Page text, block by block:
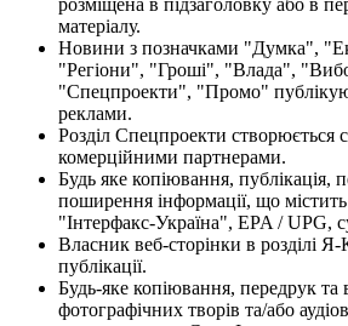
матеріалу.
Новини з позначками "Думка",
"Регіони", "Гроші", "Влада",
"Спецпроекти", "Промо"
реклами.
Розділ Спецпроекти створюється
комерційними партнерами.
Будь яке копіювання, публікація,
поширення інформації, що
"Інтерфакс-Україна", EPA / UPG,
Власник веб-сторінки в розділі
публікації.
Будь-яке копіювання, передрук та
фотографічних творів та/або